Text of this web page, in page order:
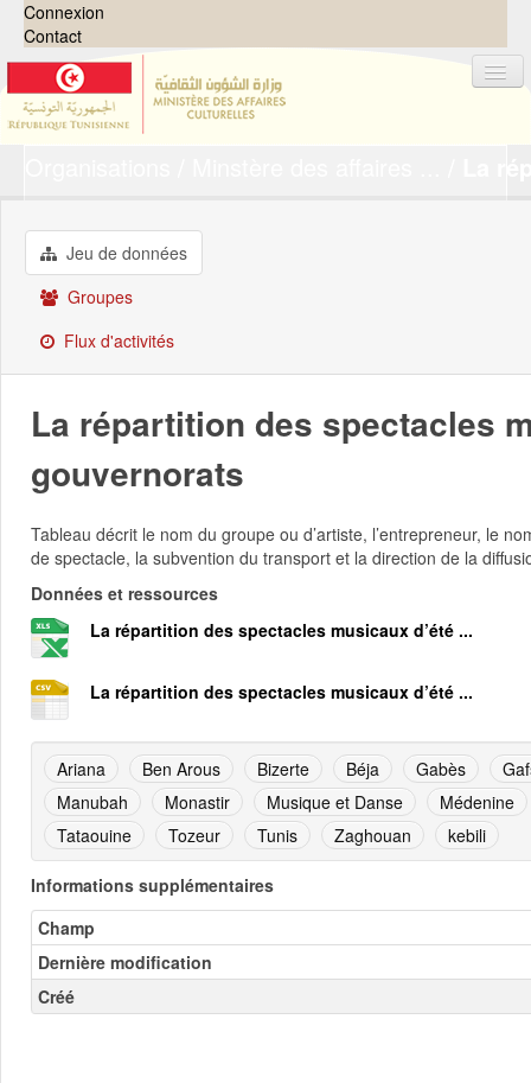
Connexion
Contact
Groupes
Demandes
À propos
Jeu de données
Groupes
Flux d'activités
La répartition des spectacles
gouvernorats
Tableau décrit le nom du groupe ou d’artiste, l’entrepreneur, le
de spectacle, la subvention du transport et la direction de la
Données et ressources
La répartition des spectacles musicaux d’été ...
La répartition des spectacles musicaux d’été ...
Ariana Ben Arous Bizerte Béja Gabès
Manubah
Monastir Musique et Danse
Médenine
Tataouine
Tozeur Tunis Zaghouan kebili
Informations supplémentaires
Champ
Dernière modification
Créé